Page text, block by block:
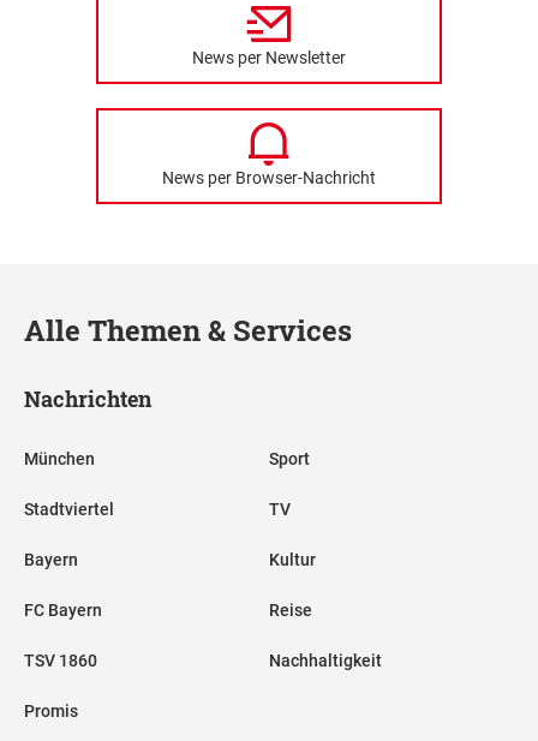
News per Newsletter
News per Browser-Nachricht
Alle Themen & Services
Nachrichten
München
Stadtviertel
Bayern
FC Bayern
TSV 1860
Promis
Sport
TV
Kultur
Reise
Nachhaltigkeit